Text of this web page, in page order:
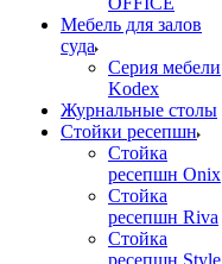
Мебель для залов
суда
Серия мебели
Kodex
Журнальные столы
Стойки ресепшн
Стойка
ресепшн Onix
Стойка
ресепшн Riva
Стойка
ресепшн Style